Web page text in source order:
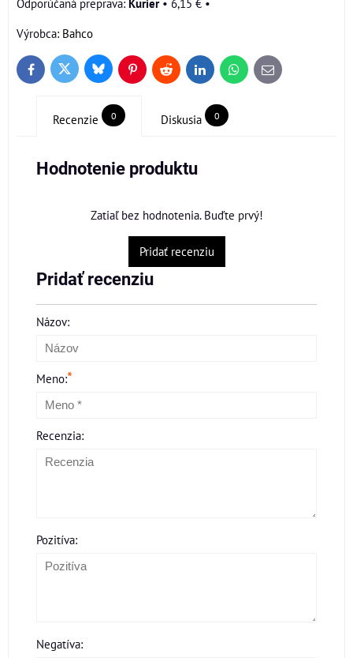
Výrobca: Bahco
FacebookTwitter BlueskyPinterestReddit LinkedInWhatsApp
E-
mail
Recenzie 0 Diskusia 0
Hodnotenie produktu
Zatiaľ bez hodnotenia. Buďte prvý!
Pridať recenziu
Pridať recenziu
Názov:
Meno:*
Recenzia:
Pozitíva:
Negatíva: